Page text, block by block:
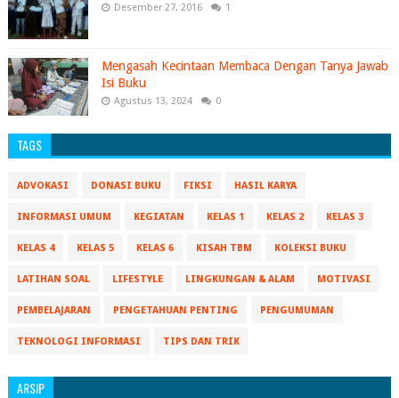
Desember 27, 2016 1
Mengasah Kecintaan Membaca Dengan Tanya Jawab
Isi Buku
Agustus 13, 2024 0
TAGS
ADVOKASI DONASI BUKU FIKSI HASIL KARYA
INFORMASI UMUM KEGIATAN KELAS 1 KELAS 2 KELAS 3
KELAS 4 KELAS 5 KELAS 6 KISAH TBM KOLEKSI BUKU
LATIHAN SOAL LIFESTYLE LINGKUNGAN & ALAM MOTIVASI
PEMBELAJARAN PENGETAHUAN PENTING PENGUMUMAN
TEKNOLOGI INFORMASI TIPS DAN TRIK
ARSIP